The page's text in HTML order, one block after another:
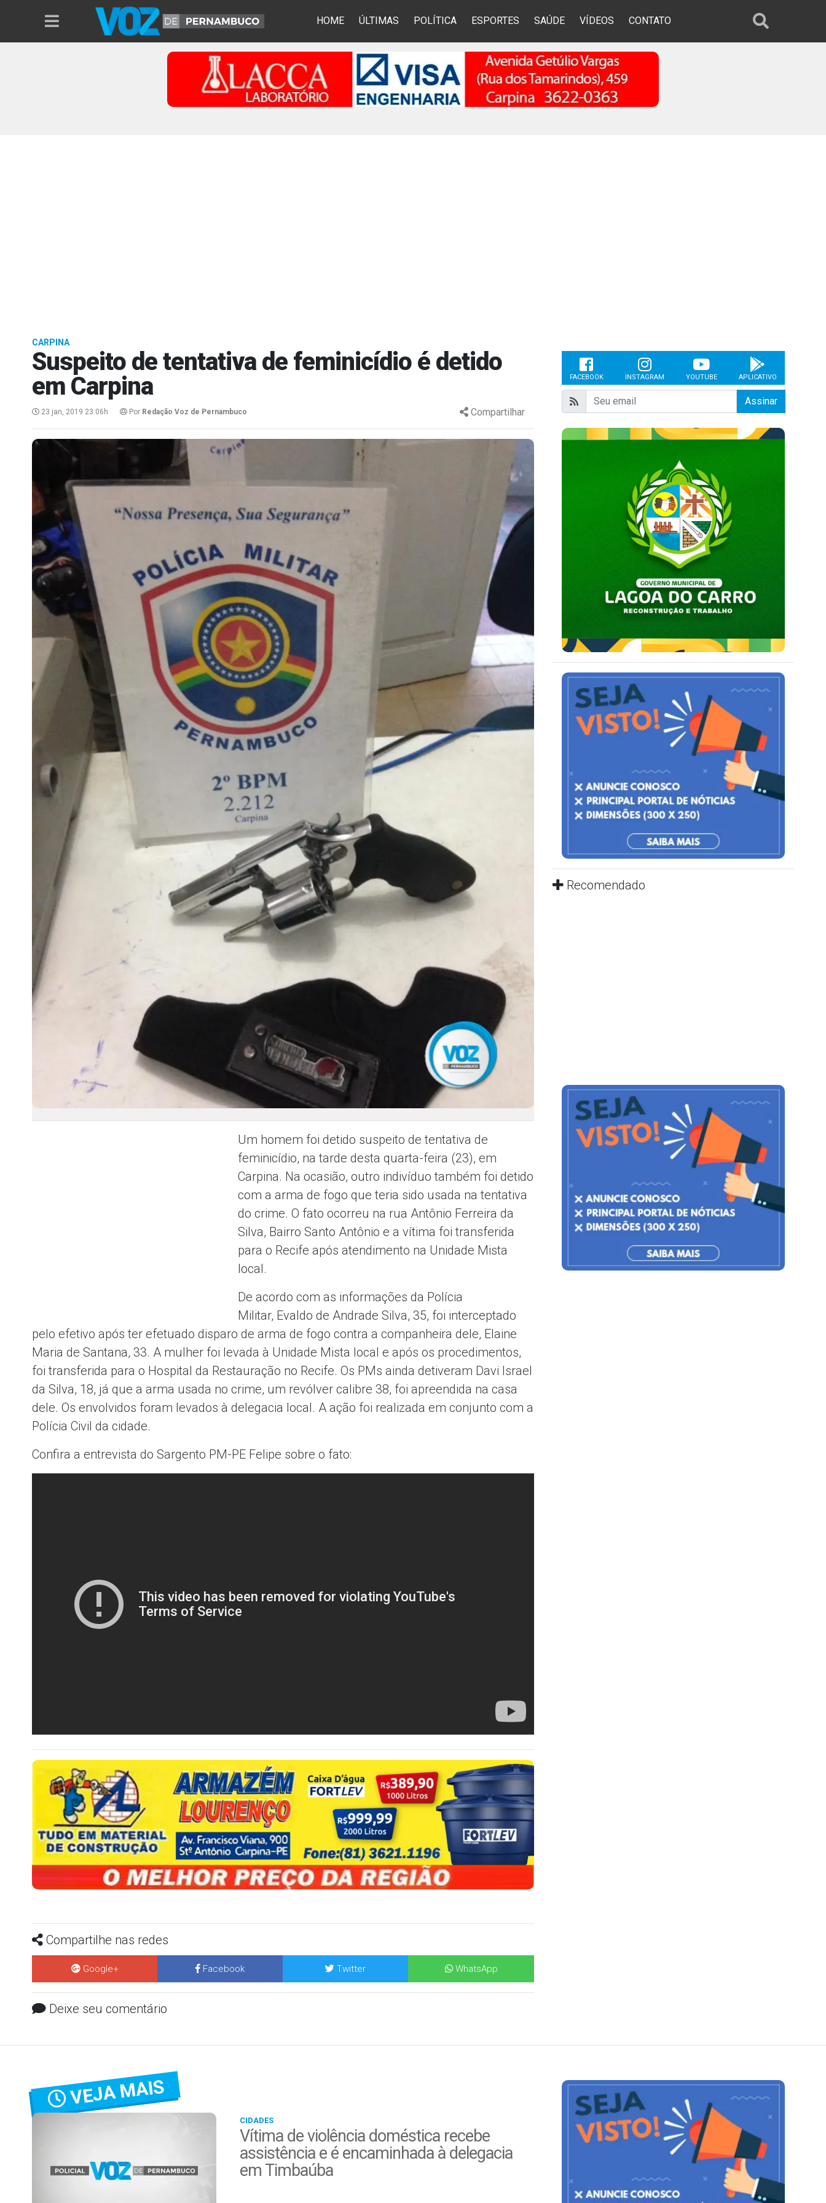
HOME ÚLTIMAS POLÍTICA ESPORTES SAÚDE VÍDEOS CONTATO
CARPINA
Suspeito de tentativa de feminicídio é detido
em Carpina
23 jan, 2019 23:06h Por Redação Voz de Pernambuco Compartilhar
Um homem foi detido suspeito de tentativa de
feminicídio, na tarde desta quarta-feira (23), em
Carpina. Na ocasião, outro indivíduo também foi detido
com a arma de fogo que teria sido usada na tentativa
do crime. O fato ocorreu na rua Antônio Ferreira da
Silva, Bairro Santo Antônio e a vítima foi transferida
para o Recife após atendimento na Unidade Mista
local.
De acordo com as informações da Polícia
Militar, Evaldo de Andrade Silva, 35, foi interceptado
pelo efetivo após ter efetuado disparo de arma de fogo contra a companheira dele, Elaine
Maria de Santana, 33. A mulher foi levada à Unidade Mista local e após os procedimentos,
foi transferida para o Hospital da Restauração no Recife. Os PMs ainda detiveram Davi Israel
da Silva, 18, já que a arma usada no crime, um revólver calibre 38, foi apreendida na casa
dele. Os envolvidos foram levados à delegacia local. A ação foi realizada em conjunto com a
Polícia Civil da cidade.
Confira a entrevista do Sargento PM-PE Felipe sobre o fato:
Compartilhe nas redes
Google+ Facebook Twitter WhatsApp
Deixe seu comentário
FACEBOOK INSTAGRAM YOUTUBE APLICATIVO
Assinar
Recomendado
VEJA MAIS
CIDADES
Vítima de violência doméstica recebe
assistência e é encaminhada à delegacia
em Timbaúba